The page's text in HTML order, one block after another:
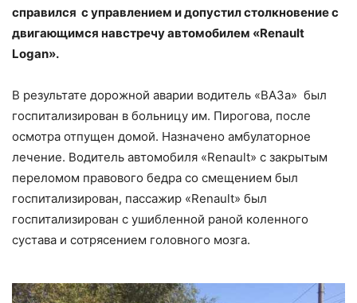
справился с управлением и допустил столкновение с
двигающимся навстречу автомобилем «Renault
Logan».
В результате дорожной аварии водитель «ВАЗа» был
госпитализирован в больницу им. Пирогова, после
осмотра отпущен домой. Назначено амбулаторное
лечение. Водитель автомобиля «Renault» с закрытым
переломом правового бедра со смещением был
госпитализирован, пассажир «Renault» был
госпитализирован с ушибленной раной коленного
сустава и сотрясением головного мозга.